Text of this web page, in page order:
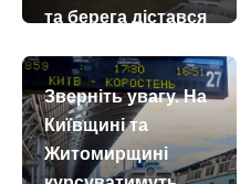
та берега дістався
today29.07.2026 remove_red_eye279
Зверніть увагу. На
Київщині та
Житомирщині